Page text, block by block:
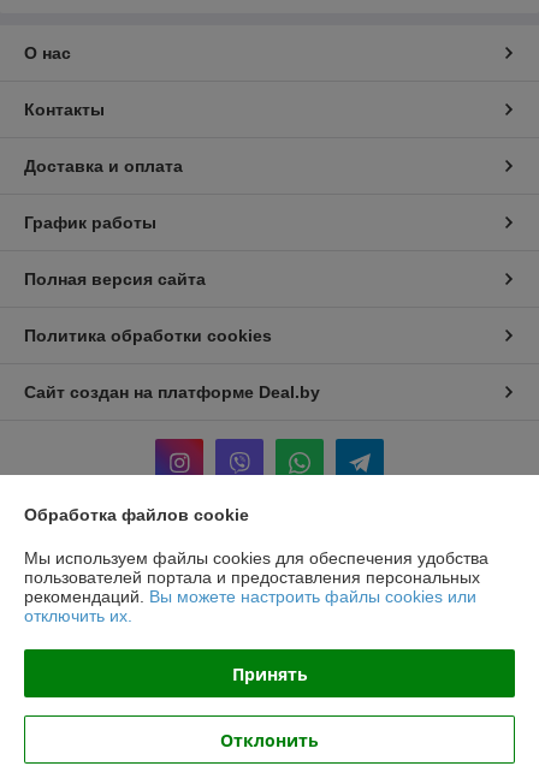
О нас
Контакты
Доставка и оплата
График работы
Полная версия сайта
Политика обработки cookies
Сайт создан на платформе Deal.by
Информация для покупателя
Юридическое лицо:ООО «БЕЛПРОФИЛЬ ГРУПП»
220040, Г. МИНСК, ПЕР. 3-Й МОЖАЙСКОГО, Д. 11, ПОМ. 107, 220040
Регистрационный номер ЕГР: 193780303
Регистрационный орган: Минский горисполком
Дата регистрации компании: 02.11.2017
Обработка файлов cookie
Мы используем файлы cookies для обеспечения удобства
пользователей портала и предоставления персональных
рекомендаций. Вы можете настроить файлы cookies или
отключить их.
Принять
Отклонить